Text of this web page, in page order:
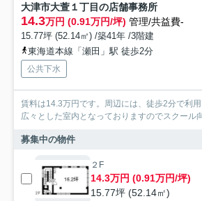
大津市大萱１丁目の店舗事務所
14.3万円 (0.91万円/坪) 管理/共益費-
15.77坪 (52.14㎡) /築41年 /3階建
東海道本線「瀬田」駅 徒歩2分
公共下水
賃料は14.3万円です。周辺には、徒歩2分で利用
広々とした室内となっておりますのでスクール
募集中の物件
２F
14.3万円 (0.91万円/坪)
15.77坪 (52.14㎡)